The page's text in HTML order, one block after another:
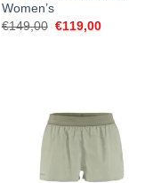
Women’s
€149,00 Original
€119,00Current